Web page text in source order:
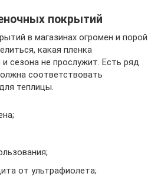
покрытий
в магазинах огромен и порой
какая пленка
и сезона не прослужит. Есть ряд
соответствовать
теплицы.
от ультрафиолета;